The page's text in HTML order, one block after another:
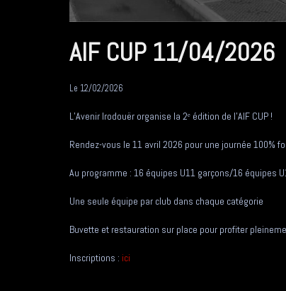
AIF CUP 11/04/2026
Le 12/02/2026
L’Avenir Irodouër organise la 2ᵉ édition de l’AIF CUP !
Rendez-vous le 11 avril 2026 pour une journée 100%
Au programme : 16 équipes U11 garçons/16 équipes
Une seule équipe par club dans chaque catégorie
Buvette et restauration sur place pour profiter
Inscriptions : ici